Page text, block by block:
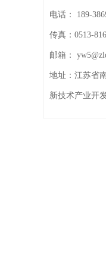
电话： 189-
传真： 0513-
邮箱：
地址： 江苏省
新技术产业开